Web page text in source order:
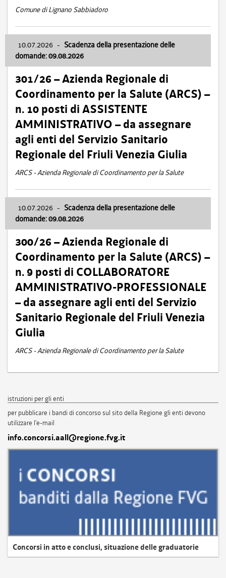
Comune di Lignano Sabbiadoro
10.07.2026 - Scadenza della presentazione delle
domande: 09.08.2026
301/26 – Azienda Regionale di
Coordinamento per la Salute (ARCS) –
n. 10 posti di ASSISTENTE
AMMINISTRATIVO – da assegnare
agli enti del Servizio Sanitario
Regionale del Friuli Venezia Giulia
ARCS - Azienda Regionale di Coordinamento per la Salute
10.07.2026 - Scadenza della presentazione delle
domande: 09.08.2026
300/26 – Azienda Regionale di
Coordinamento per la Salute (ARCS) –
n. 9 posti di COLLABORATORE
AMMINISTRATIVO-PROFESSIONALE
– da assegnare agli enti del Servizio
Sanitario Regionale del Friuli Venezia
Giulia
ARCS - Azienda Regionale di Coordinamento per la Salute
istruzioni per gli enti
per pubblicare i bandi di concorso sul sito della Regione gli enti devono
utilizzare l'e-mail
info.concorsi.aall@regione.fvg.it
Concorsi in atto e conclusi, situazione delle graduatorie